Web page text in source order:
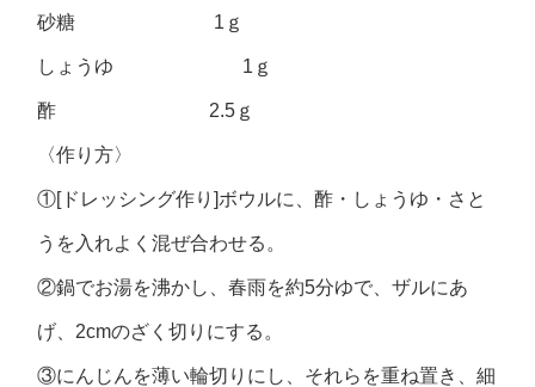
砂糖 1ｇ
しょうゆ 1ｇ
酢 2.5ｇ
〈作り方〉
①[ドレッシング作り]ボウルに、酢・しょうゆ・さと
うを入れよく混ぜ合わせる。
②鍋でお湯を沸かし、春雨を約5分ゆで、ザルにあ
げ、2cmのざく切りにする。
③にんじんを薄い輪切りにし、それらを重ね置き、細